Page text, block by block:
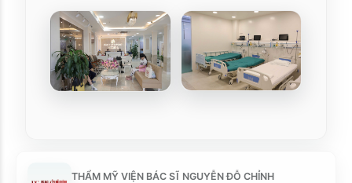
THẨM MỸ VIỆN BÁC SĨ NGUYỄN ĐỖ CHỈNH